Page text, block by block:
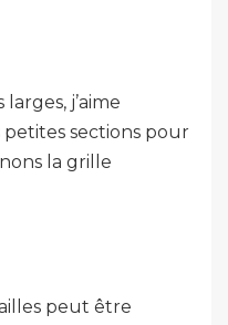
j’aime
sections pour
la grille
peut être